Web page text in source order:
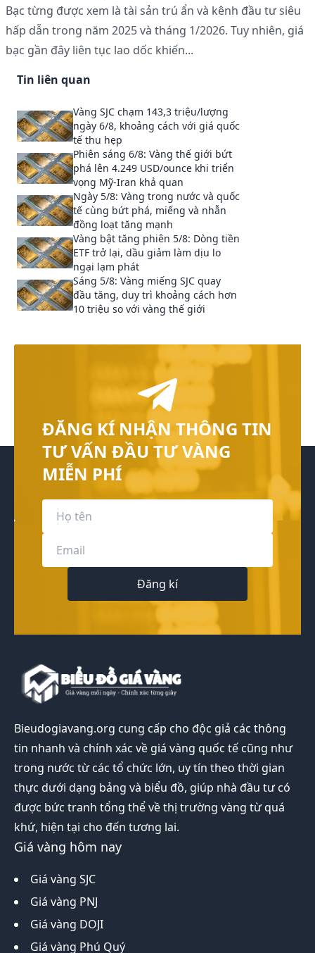
Bạc từng được xem là tài sản trú ẩn và kênh đầu tư siêu
hấp dẫn trong năm 2025 và tháng 1/2026. Tuy nhiên, giá
bạc gần đây liên tục lao dốc khiến...
Tin liên quan
Vàng SJC chạm 143,3 triệu/lượng
ngày 6/8, khoảng cách với giá quốc
tế thu hẹp
Phiên sáng 6/8: Vàng thế giới bứt
phá lên 4.249 USD/ounce khi triển
vọng Mỹ-Iran khả quan
Ngày 5/8: Vàng trong nước và quốc
tế cùng bứt phá, miếng và nhẫn
đồng loạt tăng mạnh
Vàng bật tăng phiên 5/8: Dòng tiền
ETF trở lại, dầu giảm làm dịu lo
ngại lạm phát
Sáng 5/8: Vàng miếng SJC quay
đầu tăng, duy trì khoảng cách hơn
10 triệu so với vàng thế giới
ĐĂNG KÍ NHẬN THÔNG TIN
TƯ VẤN ĐẦU TƯ VÀNG
MIỄN PHÍ
Đăng kí
Bieudogiavang.org cung cấp cho độc giả các thông
tin nhanh và chính xác về giá vàng quốc tế cũng như
trong nước từ các tổ chức lớn, uy tín theo thời gian
thực dưới dạng bảng và biểu đồ, giúp nhà đầu tư có
được bức tranh tổng thể về thị trường vàng từ quá
khứ, hiện tại cho đến tương lai.
Giá vàng hôm nay
Giá vàng SJC
Giá vàng PNJ
Giá vàng DOJI
Giá vàng Phú Quý